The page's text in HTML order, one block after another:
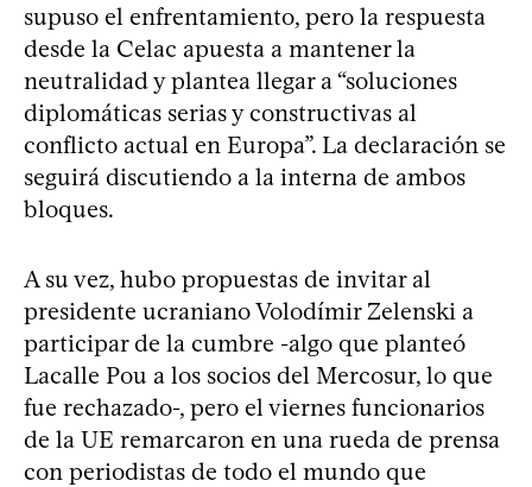
supuso el enfrentamiento, pero la respuesta
desde la Celac apuesta a mantener la
neutralidad y plantea llegar a “soluciones
diplomáticas serias y constructivas al
conflicto actual en Europa”. La declaración se
seguirá discutiendo a la interna de ambos
bloques.
A su vez, hubo propuestas de invitar al
presidente ucraniano Volodímir Zelenski a
participar de la cumbre -algo que planteó
Lacalle Pou a los socios del Mercosur, lo que
fue rechazado-, pero el viernes funcionarios
de la UE remarcaron en una rueda de prensa
con periodistas de todo el mundo que